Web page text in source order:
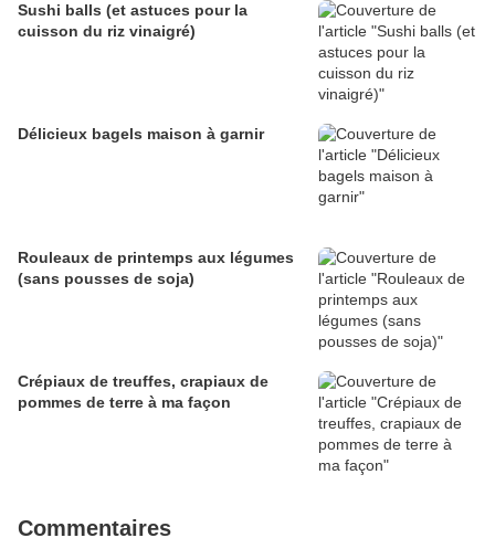
Sushi balls (et astuces pour la
cuisson du riz vinaigré)
Délicieux bagels maison à garnir
Rouleaux de printemps aux légumes
(sans pousses de soja)
Crépiaux de treuffes, crapiaux de
pommes de terre à ma façon
Commentaires